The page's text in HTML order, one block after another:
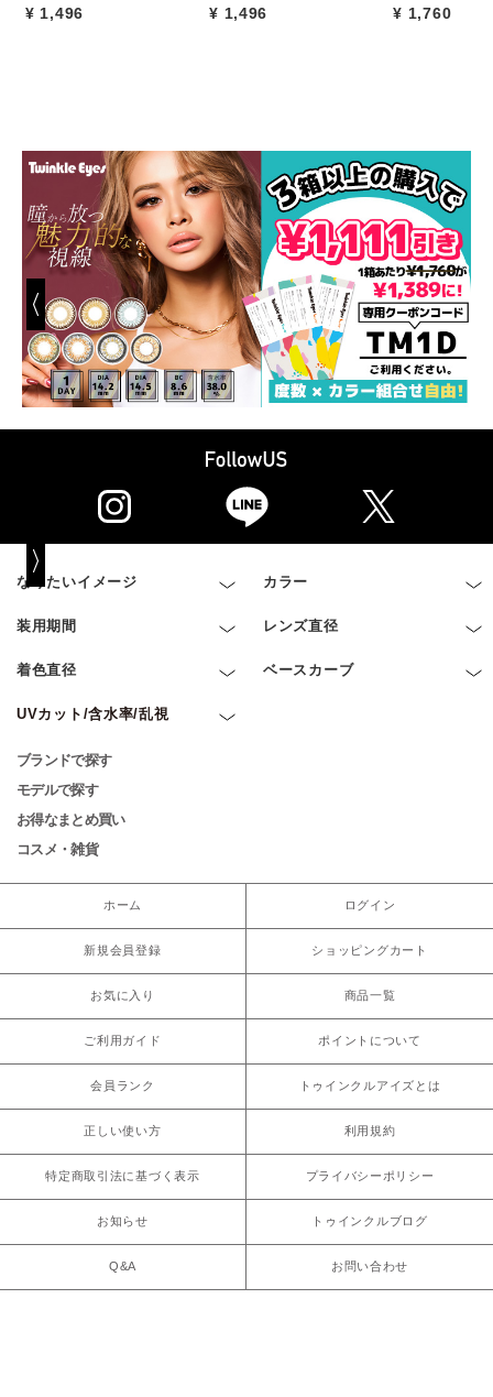
¥ 1,496 ¥ 1,496 ¥ 1,760
なりたいイメージ カラー
装用期間 レンズ直径
着色直径 ベースカーブ
UVカット/含水率/乱視
ブランドで探す
モデルで探す
お得なまとめ買い
コスメ・雑貨
ホーム ログイン
新規会員登録 ショッピングカート
お気に入り 商品一覧
ご利用ガイド ポイントについて
会員ランク トゥインクルアイズとは
正しい使い方 利用規約
特定商取引法に基づく表示 プライバシーポリシー
お知らせ トゥインクルブログ
Q&A お問い合わせ